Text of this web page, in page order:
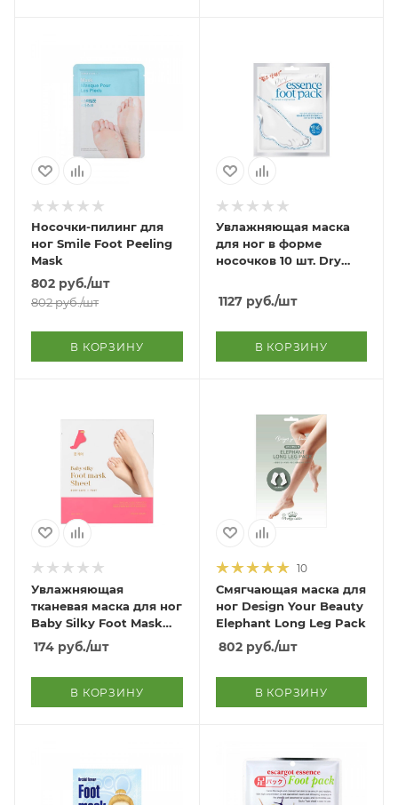
Носочки-пилинг для
ног Smile Foot Peeling
Mask
802 руб./шт
802руб./шт
В КОРЗИНУ
Увлажняющая маска
для ног в форме
носочков 10 шт. Dry
pcs
1127руб./шт
В КОРЗИНУ
Увлажняющая
тканевая маска для ног
Baby Silky Foot Mask
AD
174 руб./шт
В КОРЗИНУ
10
Смягчающая маска для
ног Design Your Beauty
Elephant Long Leg Pack
802руб./шт
В КОРЗИНУ